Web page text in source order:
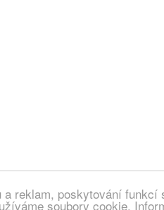
a reklam, poskytování
soubory cookie.